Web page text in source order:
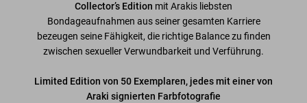
Collector’s Edition mit Arakis liebsten
Bondageaufnahmen aus seiner gesamten Karriere
bezeugen seine Fähigkeit, die richtige Balance zu finden
zwischen sexueller Verwundbarkeit und Verführung.
Limited Edition von 50 Exemplaren, jedes mit einer von
Araki signierten Farbfotografie